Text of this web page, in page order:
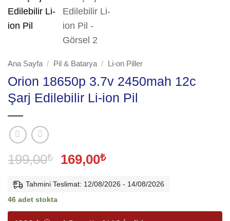
Ana Sayfa / Pil & Batarya / Li-on Piller
Orion 18650p 3.7v 2450mah 12c
Şarj Edilebilir Li-ion Pil
199,00₺
Orijinal
199,00₺.
169,00₺Şu
fiyat:
Tahmini Teslimat: 12/08/2026 - 14/08/2026
46 adet stokta